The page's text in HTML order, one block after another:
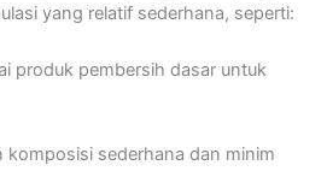
yang relatif sederhana, seperti:
produk pembersih dasar untuk
komposisi sederhana dan minim